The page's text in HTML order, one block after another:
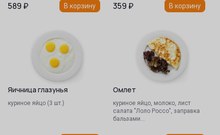
589 ₽ В корзину 359 ₽ В корзину
Яичница глазунья
куриное яйцо (3 шт.)
Омлет
куриное яйцо, молоко, лист
салата "Лоло Россо", заправка
бальзами…